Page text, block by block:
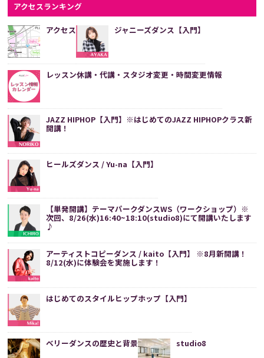
アクセスランキング
アクセス ジャニーズダンス【入門】
レッスン休講・代講・スタジオ変更・時間変更情報
JAZZ HIPHOP【入門】※はじめてのJAZZ HIPHOPクラス新
開講！
ヒールズダンス / Yu-na【入門】
【単発開講】テーマパークダンスWS（ワークショップ）※
次回、8/26(水)16:40~18:10(studio8)にて開講いたします
♪
アーティストコピーダンス / kaito【入門】 ※8月新開講！
8/12(水)に体験会を実施します！
はじめてのスタイルヒップホップ【入門】
ベリーダンスの歴史と背景 studio8